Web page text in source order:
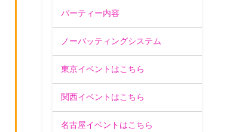
パーティー内容
ノーバッティングシステム
東京イベントはこちら
関西イベントはこちら
名古屋イベントはこちら